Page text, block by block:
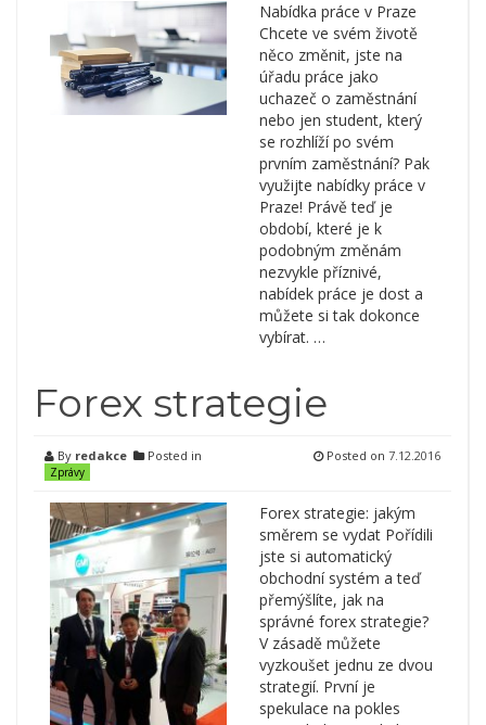
Nabídka práce v Praze
Chcete ve svém životě
něco změnit, jste na
úřadu práce jako
uchazeč o zaměstnání
nebo jen student, který
se rozhlíží po svém
prvním zaměstnání? Pak
využijte nabídky práce v
Praze! Právě teď je
období, které je k
podobným změnám
nezvykle příznivé,
nabídek práce je dost a
můžete si tak dokonce
vybírat. …
Forex strategie
By redakce Posted in
Zprávy
Posted on 7.12.2016
Forex strategie: jakým
směrem se vydat Pořídili
jste si automatický
obchodní systém a teď
přemýšlíte, jak na
správné forex strategie?
V zásadě můžete
vyzkoušet jednu ze dvou
strategií. První je
spekulace na pokles